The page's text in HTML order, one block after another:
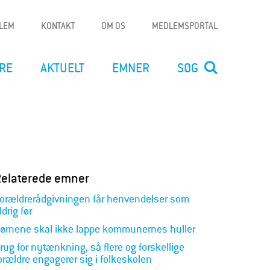
KONTAKT OM OS MEDLEMSPORTAL
AKTUELT EMNER SØG
emner
får henvendelser som
før
skal ikke lappe kommunernes huller
for nytænkning, så flere og forskellige
engagerer sig i folkeskolen